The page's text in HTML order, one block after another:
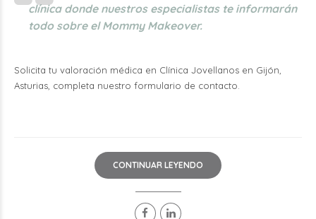
clínica donde nuestros especialistas te informarán
todo sobre el Mommy Makeover.
Solicita tu valoración médica en Clínica Jovellanos en Gijón,
Asturias, completa nuestro formulario de contacto.
CONTINUAR LEYENDO